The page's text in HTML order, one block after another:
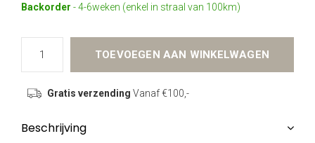
Backorder - 4-6weken (enkel in straal van 100km)
TOEVOEGEN AAN WINKELWAGEN
Gratis verzending Vanaf €100,-
Beschrijving